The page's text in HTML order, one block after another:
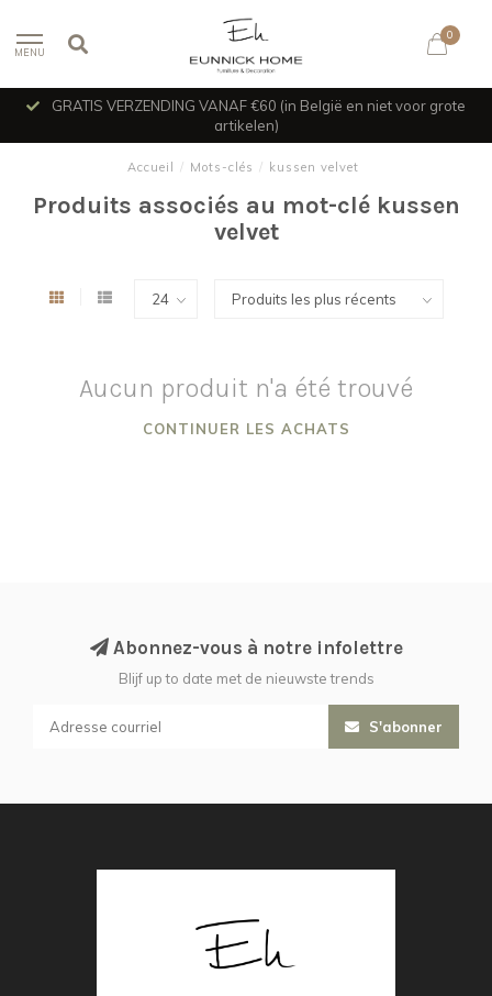
MENU
0
GRATIS VERZENDING VANAF €60 (in België en niet voor grote
artikelen)
Accueil / Mots-clés / kussen velvet
Produits associés au mot-clé kussen
velvet
Aucun produit n'a été trouvé
CONTINUER LES ACHATS
Abonnez-vous à notre infolettre
Blijf up to date met de nieuwste trends
S'abonner